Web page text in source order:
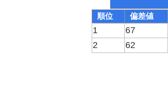
順位 偏差値
1 67
2
62